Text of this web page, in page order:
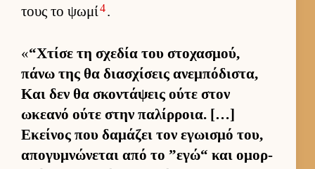
τους το ψωμί4.
«“Χτίσε τη σχεδία του στοχασμού,
πάνω της θα δια­σχίσεις ανεμπόδιστα,
Και δεν θα σκοντάψεις ούτε στον
ωκεανό ούτε στην παλίρ­ροια. […]
Εκεί­νος που δαμάζει τον εγωισμό του,
απογυμνώνεται από το ”εγώ“ και ομορ­